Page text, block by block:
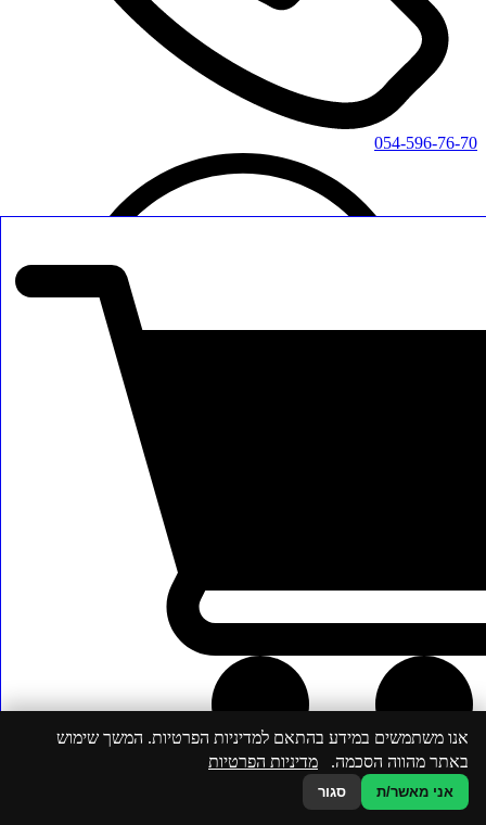
054-596-76-70
אנו משתמשים במידע בהתאם למדיניות הפרטיות. המשך שימוש
באתר מהווה הסכמה. מדיניות הפרטיות
אני מאשר/ת סגור